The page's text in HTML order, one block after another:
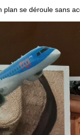
se déroule sans